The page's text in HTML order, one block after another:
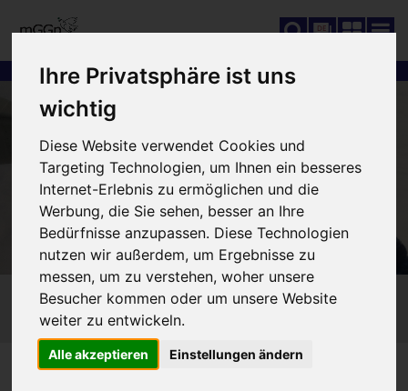
Ihre Privatsphäre ist uns
wichtig
Diese Website verwendet Cookies und
Targeting Technologien, um Ihnen ein besseres
Internet-Erlebnis zu ermöglichen und die
Werbung, die Sie sehen, besser an Ihre
Bedürfnisse anzupassen. Diese Technologien
nutzen wir außerdem, um Ergebnisse zu
messen, um zu verstehen, woher unsere
Besucher kommen oder um unsere Website
weiter zu entwickeln.
Alle akzeptieren Einstellungen ändern
DE